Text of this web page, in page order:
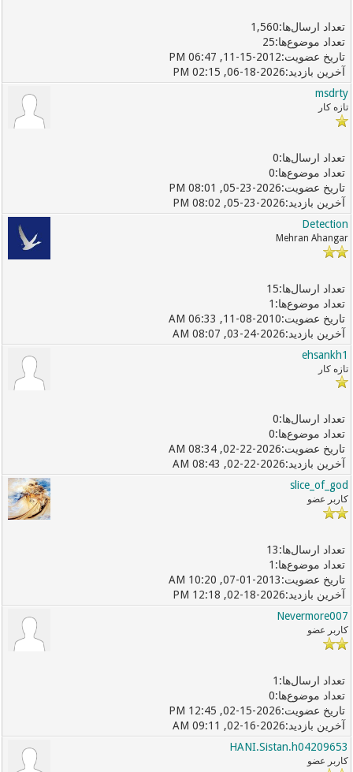
1,560
25
11-15-2012, 06:47 PM
06-18-2026, 02:15 PM
msdrty
تازه کار
0
0
05-23-2026, 08:01 PM
05-23-2026, 08:02 PM
Detection
Mehran Ahangar
15
1
11-08-2010, 06:33 AM
03-24-2026, 08:07 AM
ehsankh1
تازه کار
0
0
02-22-2026, 08:34 AM
02-22-2026, 08:43 AM
slice_of_god
کاربر عضو
13
1
07-01-2013, 10:20 AM
02-18-2026, 12:18 PM
Nevermore007
کاربر عضو
1
0
02-15-2026, 12:45 PM
02-16-2026, 09:11 AM
HANI.Sistan.h04209653
کاربر عضو